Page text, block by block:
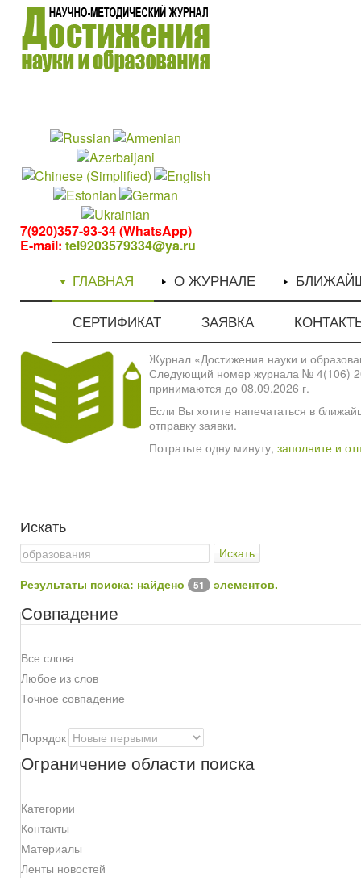
7(920)357-93-34 (WhatsApp)
E-mail: tel9203579334@ya.ru
ГЛАВНАЯ О ЖУРНАЛЕ
СЕРТИФИКАТ ЗАЯВКА
Журнал «Достижения науки и
Следующий номер журнала № 4(106)
принимаются до 08.09.2026 г.
Если Вы хотите напечататься в
отправку заявки.
Потратьте одну минуту, заполните и
Искать
Искать
Результаты поиска: найдено 51 элементов.
Совпадение
Все слова
Любое из слов
Точное совпадение
Порядок
Ограничение области поиска
Категории
Контакты
Материалы
Ленты новостей